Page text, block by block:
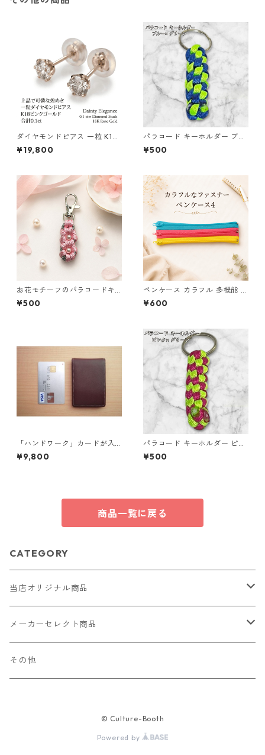
ダイヤモンドピアス 一粒 K18
ピンクゴールド 合計0.1ct ス
タッドピアス おしゃれ シンプ
¥19,800
パラコード キーホルダー ブル
ー グリーン 編み込み s33
¥500
お花モチーフのパラコードキ
ーホルダー ピンク×グレー ハ
ンドメイド 国産 本革 ヌメ革
¥500
ペンケース カラフル 多機能 筆
箱 ファスナー6本 s12
¥600
「ハンドワーク」カードが入
る小さな小銭入れ ネイビー
¥9,800
パラコード キーホルダー ピン
ク グリーン 編み込み s18
¥500
商品一覧に戻る
CATEGORY
当店オリジナル商品
レザー（革）
ロングウォレット
ストラップ
メーカーセレクト商品
財布・キーケース・カードケース
その他
© Culture-Booth
Powered by